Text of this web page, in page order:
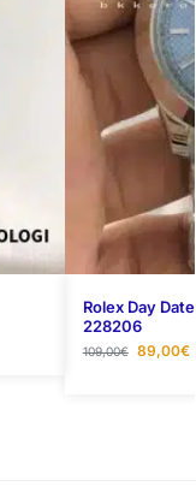
Rolex Day
228206
109,00€ 89,00€